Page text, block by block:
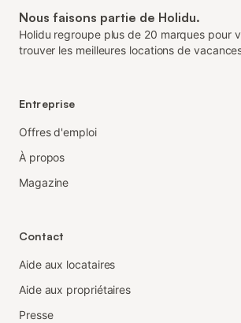
Nous faisons partie de Holidu.
Holidu regroupe plus de 20 marques pour
trouver les meilleures locations de
Entreprise
Offres d'emploi
À propos
Magazine
Contact
Aide aux locataires
Aide aux propriétaires
Presse